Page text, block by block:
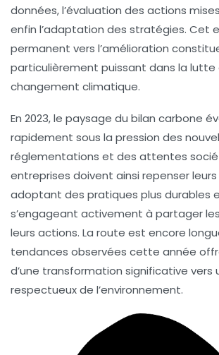
données, l’évaluation des actions
enfin l’adaptation des stratégies. Cet
permanent vers l’amélioration
particulièrement puissant dans la lutte
changement climatique.
En 2023, le paysage du bilan carbone
rapidement sous la pression des
réglementations et des attentes
entreprises doivent ainsi repenser
adoptant des pratiques plus durables
s’engageant activement à partager
leurs actions. La route est encore
tendances observées cette année
d’une transformation significative vers
respectueux de l’environnement.